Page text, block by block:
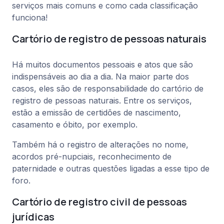
serviços mais comuns e como cada classificação
funciona!
Cartório de registro de pessoas naturais
Há muitos documentos pessoais e atos que são
indispensáveis ao dia a dia. Na maior parte dos
casos, eles são de responsabilidade do cartório de
registro de pessoas naturais. Entre os serviços,
estão a emissão de certidões de nascimento,
casamento e óbito, por exemplo.
Também há o registro de alterações no nome,
acordos pré-nupciais, reconhecimento de
paternidade e outras questões ligadas a esse tipo de
foro.
Cartório de registro civil de pessoas
jurídicas